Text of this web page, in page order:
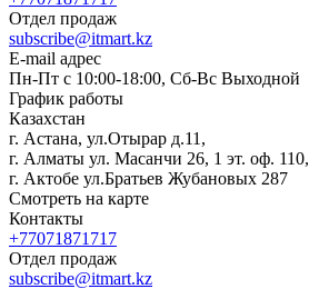
Отдел продаж
subscribe@itmart.kz
E-mail адрес
Пн-Пт с 10:00-18:00, Сб-Вс Выходной
График работы
Казахстан
г. Астана, ул.Отырар д.11,
г. Алматы ул. Масанчи 26, 1 эт. оф. 110,
г. Актобе ул.Братьев Жубановых 287
Смотреть на карте
Контакты
+77071871717
Отдел продаж
subscribe@itmart.kz